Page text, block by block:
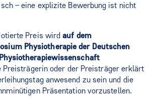
– eine explizite Bewerbung ist nicht
Preis wirdauf dem
Physiotherapie der Deutschen
Preisträgerin oder der Preisträger erklärt
anwesend zu sein und die
Präsentation vorzustellen.